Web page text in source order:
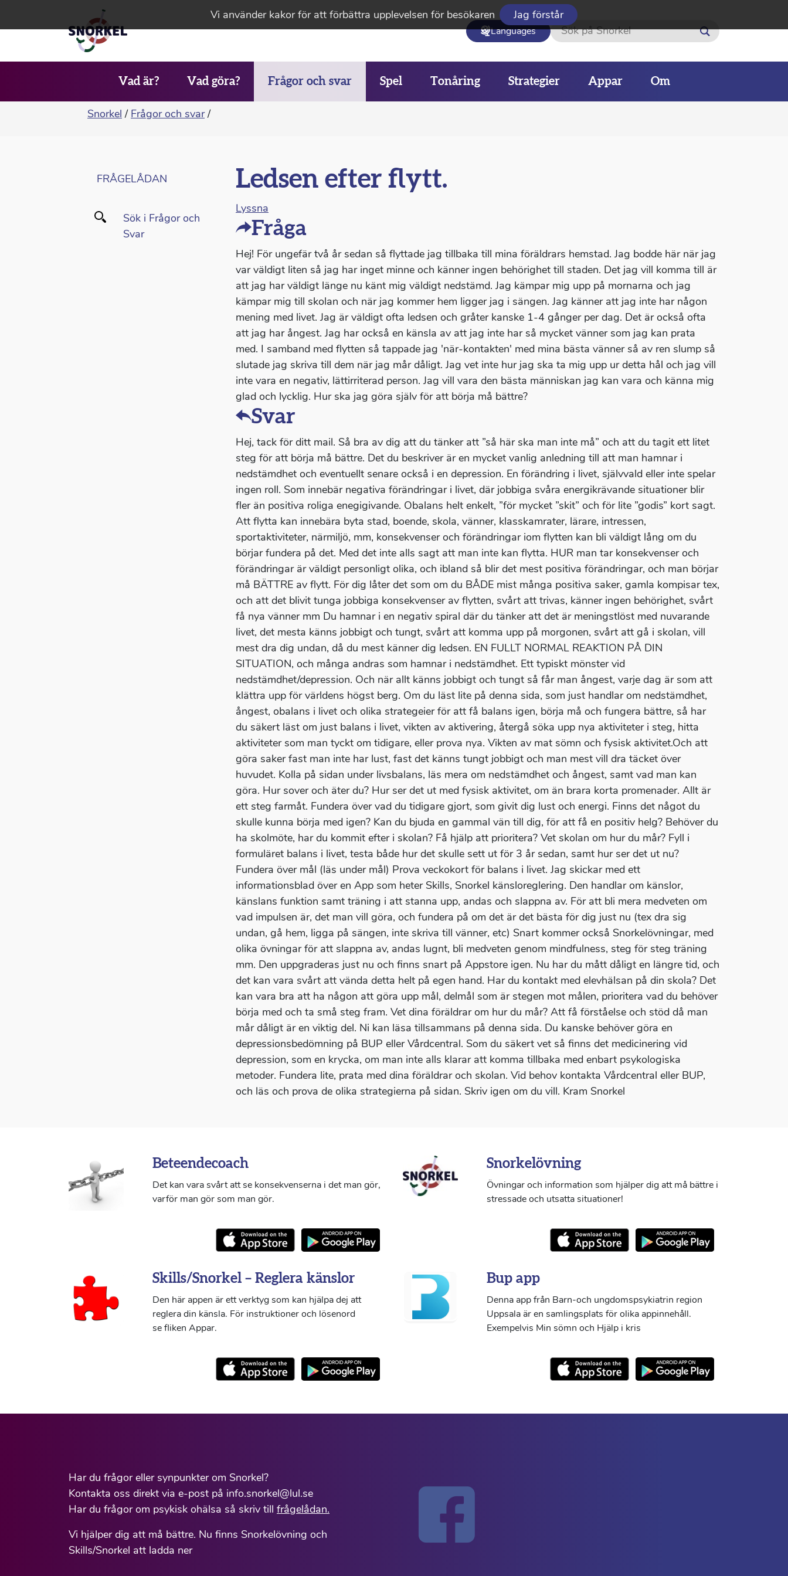
Vi använder kakor för att förbättra upplevelsen för besökaren Jag förstår
Languages Sök
Vad är? Vad göra? Frågor och svar Spel Tonåring Strategier Appar Om
Snorkel / Frågor och svar /
FRÅGELÅDAN
Sök i Frågor och
Svar
Ledsen efter flytt.
Lyssna
Fråga
Hej! För ungefär två år sedan så flyttade jag tillbaka till mina föräldrars hemstad. Jag bodde här när jag
var väldigt liten så jag har inget minne och känner ingen behörighet till staden. Det jag vill komma till är
att jag har väldigt länge nu känt mig väldigt nedstämd. Jag kämpar mig upp på mornarna och jag
kämpar mig till skolan och när jag kommer hem ligger jag i sängen. Jag känner att jag inte har någon
mening med livet. Jag är väldigt ofta ledsen och gråter kanske 1-4 gånger per dag. Det är också ofta
att jag har ångest. Jag har också en känsla av att jag inte har så mycket vänner som jag kan prata
med. I samband med flytten så tappade jag 'när-kontakten' med mina bästa vänner så av ren slump så
slutade jag skriva till dem när jag mår dåligt. Jag vet inte hur jag ska ta mig upp ur detta hål och jag vill
inte vara en negativ, lättirriterad person. Jag vill vara den bästa människan jag kan vara och känna mig
glad och lycklig. Hur ska jag göra själv för att börja må bättre?
Svar
Hej, tack för ditt mail. Så bra av dig att du tänker att ”så här ska man inte må” och att du tagit ett litet
steg för att börja må bättre. Det du beskriver är en mycket vanlig anledning till att man hamnar i
nedstämdhet och eventuellt senare också i en depression. En förändring i livet, självvald eller inte spelar
ingen roll. Som innebär negativa förändringar i livet, där jobbiga svåra energikrävande situationer blir
fler än positiva roliga enegigivande. Obalans helt enkelt, ”för mycket ”skit” och för lite ”godis” kort sagt.
Att flytta kan innebära byta stad, boende, skola, vänner, klasskamrater, lärare, intressen,
sportaktiviteter, närmiljö, mm, konsekvenser och förändringar iom flytten kan bli väldigt lång om du
börjar fundera på det. Med det inte alls sagt att man inte kan flytta. HUR man tar konsekvenser och
förändringar är väldigt personligt olika, och ibland så blir det mest positiva förändringar, och man börjar
må BÄTTRE av flytt. För dig låter det som om du BÅDE mist många positiva saker, gamla kompisar tex,
och att det blivit tunga jobbiga konsekvenser av flytten, svårt att trivas, känner ingen behörighet, svårt
få nya vänner mm Du hamnar i en negativ spiral där du tänker att det är meningstlöst med nuvarande
livet, det mesta känns jobbigt och tungt, svårt att komma upp på morgonen, svårt att gå i skolan, vill
mest dra dig undan, då du mest känner dig ledsen. EN FULLT NORMAL REAKTION PÅ DIN
SITUATION, och många andras som hamnar i nedstämdhet. Ett typiskt mönster vid
nedstämdhet/depression. Och när allt känns jobbigt och tungt så får man ångest, varje dag är som att
klättra upp för världens högst berg. Om du läst lite på denna sida, som just handlar om nedstämdhet,
ångest, obalans i livet och olika strategeier för att få balans igen, börja må och fungera bättre, så har
du säkert läst om just balans i livet, vikten av aktivering, återgå söka upp nya aktiviteter i steg, hitta
aktiviteter som man tyckt om tidigare, eller prova nya. Vikten av mat sömn och fysisk aktivitet.Och att
göra saker fast man inte har lust, fast det känns tungt jobbigt och man mest vill dra täcket över
huvudet. Kolla på sidan under livsbalans, läs mera om nedstämdhet och ångest, samt vad man kan
göra. Hur sover och äter du? Hur ser det ut med fysisk aktivitet, om än brara korta promenader. Allt är
ett steg farmåt. Fundera över vad du tidigare gjort, som givit dig lust och energi. Finns det något du
skulle kunna börja med igen? Kan du bjuda en gammal vän till dig, för att få en positiv helg? Behöver du
ha skolmöte, har du kommit efter i skolan? Få hjälp att prioritera? Vet skolan om hur du mår? Fyll i
formuläret balans i livet, testa både hur det skulle sett ut för 3 år sedan, samt hur ser det ut nu?
Fundera över mål (läs under mål) Prova veckokort för balans i livet. Jag skickar med ett
informationsblad över en App som heter Skills, Snorkel känsloreglering. Den handlar om känslor,
känslans funktion samt träning i att stanna upp, andas och slappna av. För att bli mera medveten om
vad impulsen är, det man vill göra, och fundera på om det är det bästa för dig just nu (tex dra sig
undan, gå hem, ligga på sängen, inte skriva till vänner, etc) Snart kommer också Snorkelövningar, med
olika övningar för att slappna av, andas lugnt, bli medveten genom mindfulness, steg för steg träning
mm. Den uppgraderas just nu och finns snart på Appstore igen. Nu har du mått dåligt en längre tid, och
det kan vara svårt att vända detta helt på egen hand. Har du kontakt med elevhälsan på din skola? Det
kan vara bra att ha någon att göra upp mål, delmål som är stegen mot målen, prioritera vad du behöver
börja med och ta små steg fram. Vet dina föräldrar om hur du mår? Att få förståelse och stöd då man
mår dåligt är en viktig del. Ni kan läsa tillsammans på denna sida. Du kanske behöver göra en
depressionsbedömning på BUP eller Vårdcentral. Som du säkert vet så finns det medicinering vid
depression, som en krycka, om man inte alls klarar att komma tillbaka med enbart psykologiska
metoder. Fundera lite, prata med dina föräldrar och skolan. Vid behov kontakta Vårdcentral eller BUP,
och läs och prova de olika strategierna på sidan. Skriv igen om du vill. Kram Snorkel
Beteendecoach
Det kan vara svårt att se konsekvenserna i det man gör,
varför man gör som man gör.
Snorkelövning
Övningar och information som hjälper dig att må bättre i
stressade och utsatta situationer!
Skills/Snorkel – Reglera känslor
Den här appen är ett verktyg som kan hjälpa dej att
reglera din känsla. För instruktioner och lösenord
se fliken Appar.
Bup app
Denna app från Barn-och ungdomspsykiatrin region
Uppsala är en samlingsplats för olika appinnehåll.
Exempelvis Min sömn och Hjälp i kris
Har du frågor eller synpunkter om Snorkel?
Kontakta oss direkt via e-post på info.snorkel@lul.se
Har du frågor om psykisk ohälsa så skriv till frågelådan.
Vi hjälper dig att må bättre. Nu finns Snorkelövning och
Skills/Snorkel att ladda ner